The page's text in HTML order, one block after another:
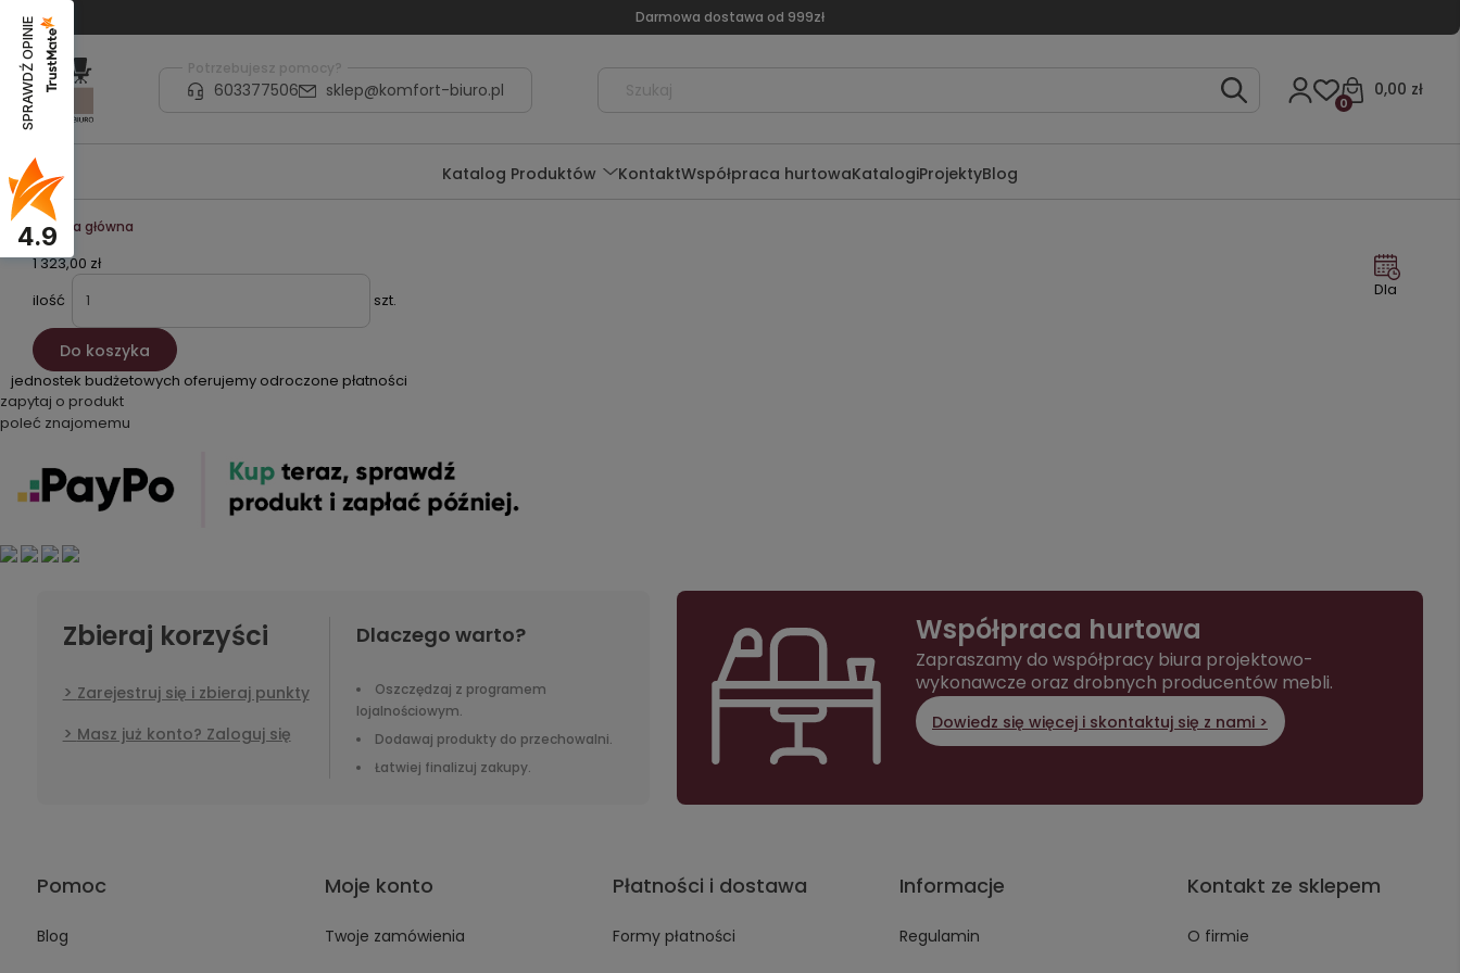
Darmowa dostawa od 999zł
Potrzebujesz pomocy?
603377506 sklep@komfort-biuro.pl 0,00 zł
0
Katalog Produktów KontaktWspółpraca hurtowaKatalogiProjektyBlog
Strona główna
1 323,00 zł
ilość
szt.
Do koszyka
Dla
jednostek budżetowych oferujemy odroczone płatności
zapytaj o produkt
poleć znajomemu
Zbieraj korzyści
Zarejestruj się i zbieraj punkty
Masz już konto? Zaloguj się
Dlaczego warto?
Oszczędzaj z programem
lojalnościowym.
Dodawaj produkty do przechowalni.
Łatwiej finalizuj zakupy.
Współpraca hurtowa
Zapraszamy do współpracy biura projektowo-
wykonawcze oraz drobnych producentów mebli.
Dowiedz się więcej i skontaktuj się z nami >
Pomoc
Blog
Moje konto
Twoje zamówienia
Płatności i dostawa
Formy płatności
Informacje
Regulamin
Kontakt ze sklepem
O firmie
SPRAWDŹ OPINIE
4.9